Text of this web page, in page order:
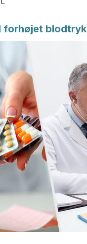
forhøjet blodtryk